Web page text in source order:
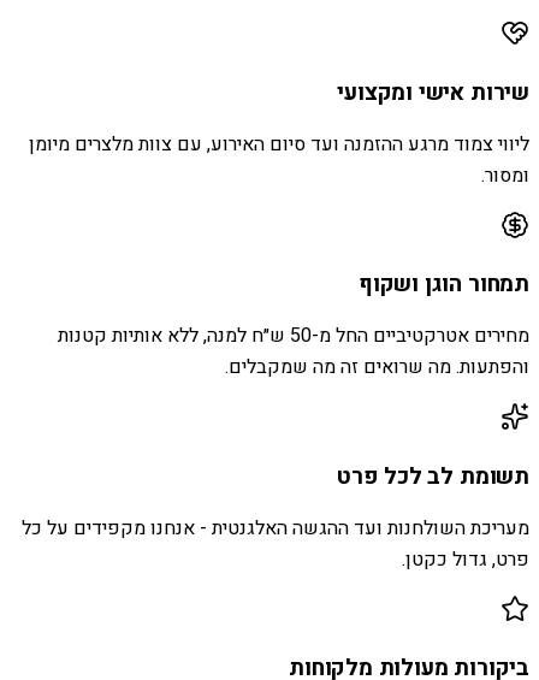
שירות אישי ומקצועי
ליווי צמוד מרגע ההזמנה ועד סיום האירוע, עם צוות מלצרים מיומן
ומסור.
תמחור הוגן ושקוף
מחירים אטרקטיביים החל מ-50 ש״ח למנה, ללא אותיות קטנות
והפתעות. מה שרואים זה מה שמקבלים.
תשומת לב לכל פרט
מעריכת השולחנות ועד ההגשה האלגנטית - אנחנו מקפידים על כל
פרט, גדול כקטן.
ביקורות מעולות מלקוחות